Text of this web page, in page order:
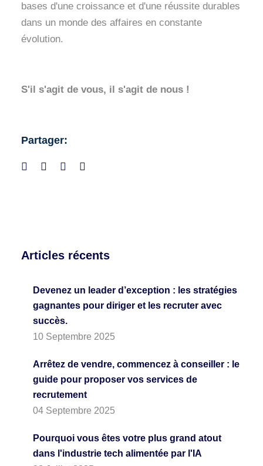
Articles récents
Devenez un leader d’exception : les stratégies
gagnantes pour diriger et les recruter avec
succès.
10 Septembre 2025
Arrêtez de vendre, commencez à conseiller : le
guide pour proposer vos services de
recrutement
04 Septembre 2025
Pourquoi vous êtes votre plus grand atout
dans l'industrie tech alimentée par l'IA
bases d'une croissance et d'une réussite durables
dans un monde des affaires en constante
évolution.
S'il s'agit de vous, il s'agit de nous !
Partager: